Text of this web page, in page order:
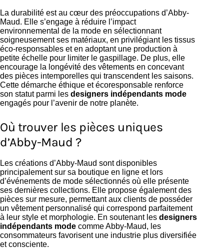
La durabilité est au cœur des préoccupations d’Abby-
Maud. Elle s’engage à réduire l’impact
environnemental de la mode en sélectionnant
soigneusement ses matériaux, en privilégiant les tissus
éco-responsables et en adoptant une production à
petite échelle pour limiter le gaspillage. De plus, elle
encourage la longévité des vêtements en concevant
des pièces intemporelles qui transcendent les saisons.
Cette démarche éthique et écoresponsable renforce
son statut parmi les designers indépendants mode
engagés pour l’avenir de notre planète.
Où trouver les pièces uniques
d’Abby-Maud ?
Les créations d’Abby-Maud sont disponibles
principalement sur sa boutique en ligne et lors
d’événements de mode sélectionnés où elle présente
ses dernières collections. Elle propose également des
pièces sur mesure, permettant aux clients de posséder
un vêtement personnalisé qui correspond parfaitement
à leur style et morphologie. En soutenant les designers
indépendants mode comme Abby-Maud, les
consommateurs favorisent une industrie plus diversifiée
et consciente.